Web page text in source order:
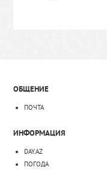
ОБЩЕНИЕ
ПОЧТА
ИНФОРМАЦИЯ
DAY.AZ
ПОГОДА